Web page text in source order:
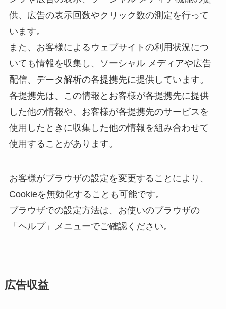
供、広告の表示回数やクリック数の測定を行って
います。
また、お客様によるウェブサイトの利用状況につ
いても情報を収集し、ソーシャル メディアや広告
配信、データ解析の各提携先に提供しています。
各提携先は、この情報とお客様が各提携先に提供
した他の情報や、お客様が各提携先のサービスを
使用したときに収集した他の情報を組み合わせて
使用することがあります。
お客様がブラウザの設定を変更することにより、
Cookieを無効化することも可能です。
ブラウザでの設定方法は、お使いのブラウザの
「ヘルプ」メニューでご確認ください。
広告収益